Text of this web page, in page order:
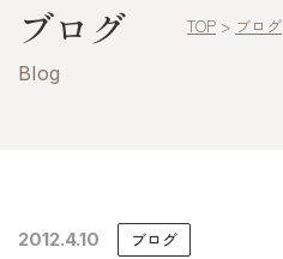
ブログ
イチケンの家づくり
ブログ
Blog
TOP > ブログ
2012.4.10 ブログ